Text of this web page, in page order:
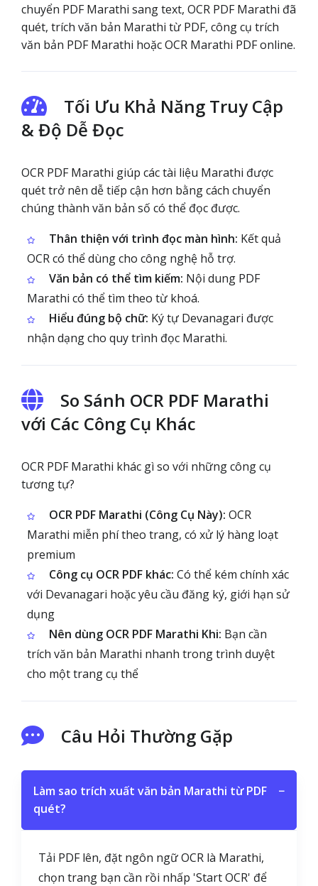
chuyển PDF Marathi sang text, OCR PDF Marathi đã
quét, trích văn bản Marathi từ PDF, công cụ trích
văn bản PDF Marathi hoặc OCR Marathi PDF online.
Tối Ưu Khả Năng Truy Cập
& Độ Dễ Đọc
OCR PDF Marathi giúp các tài liệu Marathi được
quét trở nên dễ tiếp cận hơn bằng cách chuyển
chúng thành văn bản số có thể đọc được.
Thân thiện với trình đọc màn hình: Kết quả
OCR có thể dùng cho công nghệ hỗ trợ.
Văn bản có thể tìm kiếm: Nội dung PDF
Marathi có thể tìm theo từ khoá.
Hiểu đúng bộ chữ: Ký tự Devanagari được
nhận dạng cho quy trình đọc Marathi.
So Sánh OCR PDF Marathi
với Các Công Cụ Khác
OCR PDF Marathi khác gì so với những công cụ
tương tự?
OCR PDF Marathi (Công Cụ Này): OCR
Marathi miễn phí theo trang, có xử lý hàng loạt
premium
Công cụ OCR PDF khác: Có thể kém chính xác
với Devanagari hoặc yêu cầu đăng ký, giới hạn sử
dụng
Nên dùng OCR PDF Marathi Khi: Bạn cần
trích văn bản Marathi nhanh trong trình duyệt
cho một trang cụ thể
Câu Hỏi Thường Gặp
Làm sao trích xuất văn bản Marathi từ PDF
quét?
−
Tải PDF lên, đặt ngôn ngữ OCR là Marathi,
chọn trang bạn cần rồi nhấp 'Start OCR' để